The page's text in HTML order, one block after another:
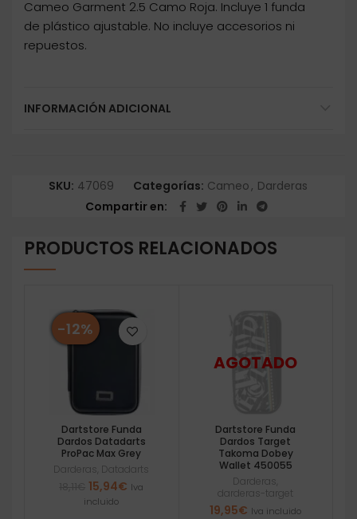
Cameo Garment 2.5 Camo Roja. Incluye 1 funda
de plástico ajustable. No incluye accesorios ni
repuestos.
INFORMACIÓN ADICIONAL
SKU: 47069 Categorías: Cameo, Darderas
Compartir en
PRODUCTOS RELACIONADOS
-12%
Dartstore Funda
Dardos Datadarts
ProPac Max Grey
Darderas Datadarts
El
precio
15,94€ El
Iva
incluido
Dartstore Funda
Dardos Target
Takoma Dobey
Wallet 450055
Darderas
darderas-target
19,95€ Iva incluido